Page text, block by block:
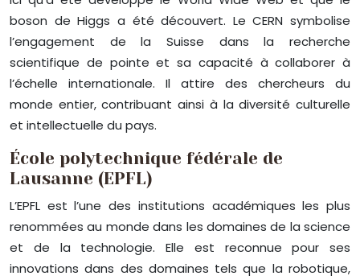
boson de Higgs a été découvert. Le CERN symbolise
l’engagement de la Suisse dans la recherche
scientifique de pointe et sa capacité à collaborer à
l’échelle internationale. Il attire des chercheurs du
monde entier, contribuant ainsi à la diversité culturelle
et intellectuelle du pays.
École polytechnique fédérale de
Lausanne (EPFL)
L’EPFL est l’une des institutions académiques les plus
renommées au monde dans les domaines de la science
et de la technologie. Elle est reconnue pour ses
innovations dans des domaines tels que la robotique,